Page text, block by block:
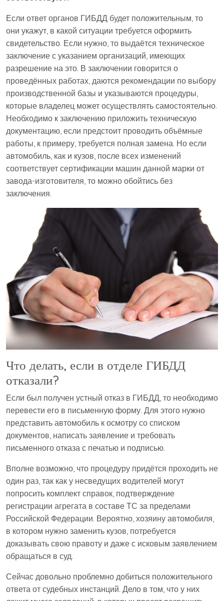
Если ответ органов ГИБДД будет положительным, то
они укажут, в какой ситуации требуется оформить
свидетельство. Если нужно, то выдаётся техническое
заключение с указанием организаций, имеющих
разрешение на это. В заключении говорится о
проведённых работах, даются рекомендации по выбору
производственной базы и указываются процедуры,
которые владелец может осуществлять самостоятельно.
Необходимо к заключению приложить техническую
документацию, если предстоит проводить объёмные
работы, к примеру, требуется полная замена. Но если
автомобиль, как и кузов, после всех изменений
соответствует сертификации машин данной марки от
завода-изготовителя, то можно обойтись без
заключения.
Что делать, если в отделе ГИБДД
отказали?
Если был получен устный отказ в ГИБДД, то необходимо
перевести его в письменную форму. Для этого нужно
представить автомобиль к осмотру со списком
документов, написать заявление и требовать
письменного отказа с печатью и подписью.
Вполне возможно, что процедуру придётся проходить не
один раз, так как у несведущих водителей могут
попросить комплект справок, подтверждение
регистрации агрегата в составе ТС за пределами
Российской Федерации. Вероятно, хозяину автомобиля,
в котором нужно заменить кузов, потребуется
доказывать свою правоту и даже с исковым заявлением
обращаться в суд.
Сейчас довольно проблемно добиться положительного
ответа от судебных инстанций. Дело в том, что у них